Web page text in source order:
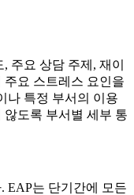
주요 상담 주제, 재이
주요 스트레스 요인을
나 특정 부서의 이용
도록 부서별 세부 통
EAP는 단기간에 모든